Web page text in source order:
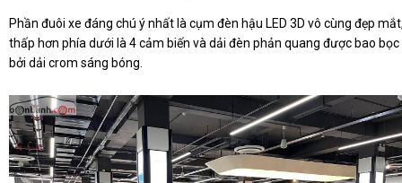
Phần đuôi xe đáng chú ý nhất là cụm đèn hậu LED 3D vô cùng đẹp
thấp hơn phía dưới là 4 cảm biến và dải đèn phản quang được bao bọc
bởi dải crom sáng bóng.